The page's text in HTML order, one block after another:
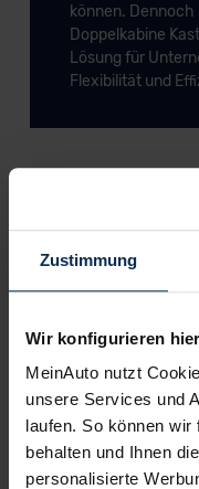
Zustimmung
Wir konfigurieren
MeinAuto nutzt
unsere Services und
laufen. So können
behalten und Ihnen
personalisierte
können. Dennoch
Doppelkabine
Lösung für
Flexibilität und
Zum
Opel Vivaro